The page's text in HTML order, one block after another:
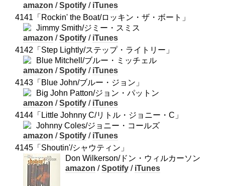
amazon /Spotify / iTunes
4141「Rockin' the Boat/ロッキン・ザ・ボート」
Jimmy Smith/ジミー・スミス
amazon /Spotify / iTunes
4142「Step Lightly/ステップ・ライトリー」
Blue Mitchell/ブルー・ミッチェル
amazon /Spotify / iTunes
4143「Blue John/ブルー・ジョン」
Big John Patton/ジョン・パットン
amazon /Spotify / iTunes
4144「Little Johnny C/リトル・ジョニー・C」
Johnny Coles/ジョニー・コールズ
amazon /Spotify / iTunes
4145「Shoutin'/シャウティン」
Don Wilkerson/ドン・ウィルカーソン
amazon /Spotify / iTunes